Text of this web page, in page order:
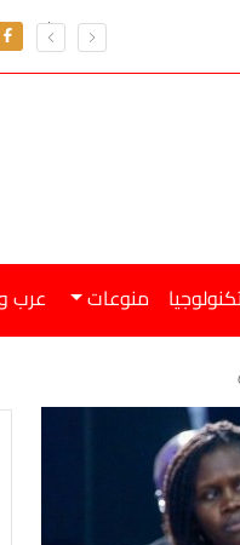
منوعات عرب